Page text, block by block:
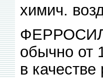
химич.
обычно от
в